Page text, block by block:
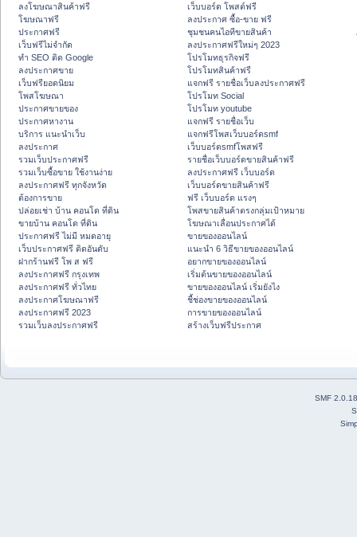
ลงโฆษณาสินค้าฟรี
โฆษณาฟรี
ประกาศฟรี
เว็บฟรีไม่จำกัด
ทำ SEO ติด Google
ลงประกาศขาย
เว็บฟรียอดนิยม
โพสโฆษณา
ประกาศขายของ
ประกาศหางาน
บริการ แนะนำเว็บ
ลงประกาศ
รวมเว็บประกาศฟรี
รวมเว็บซื้อขาย ใช้งานง่าย
ลงประกาศฟรี ทุกจังหวัด
ต้องการขาย
ปล่อยเช่า บ้าน คอนโด ที่ดิน
ขายบ้าน คอนโด ที่ดิน
ประกาศฟรี ไม่มี หมดอายุ
เว็บประกาศฟรี ติดอันดับ
ฝากร้านฟรี โพ ส ฟรี
ลงประกาศฟรี กรุงเทพ
ลงประกาศฟรี ทั่วไทย
ลงประกาศโฆษณาฟรี
ลงประกาศฟรี 2023
รวมเว็บลงประกาศฟรี
เว็บบอร์ด โพสต์ฟรี
ลงประกาศ ซื้อ-ขาย ฟรี
ชุมชนคนไอทีขายสินค้า
ลงประกาศฟรีใหม่ๆ 2023
โปรโมทธุรกิจฟรี
โปรโมทสินค้าฟรี
แจกฟรี รายชื่อเว็บลงประกาศฟรี
โปรโมท Social
โปรโมท youtube
แจกฟรี รายชื่อเว็บ
แจกฟรีโพสเว็บบอร์ดsmf
เว็บบอร์ดsmfโพสฟรี
รายชื่อเว็บบอร์ดขายสินค้าฟรี
ลงประกาศฟรี เว็บบอร์ด
เว็บบอร์ดขายสินค้าฟรี
ฟรี เว็บบอร์ด แรงๆ
โพสขายสินค้าตรงกลุ่มเป้าหมาย
โฆษณาเลื่อนประกาศได้
ขายของออนไลน์
แนะนำ 6 วิธีขายของออนไลน์
อยากขายของออนไลน์
เริ่มต้นขายของออนไลน์
ขายของออนไลน์ เริ่มยังไง
ชี้ช่องขายของออนไลน์
การขายของออนไลน์
สร้างเว็บฟรีประกาศ
SMF 2.0.18